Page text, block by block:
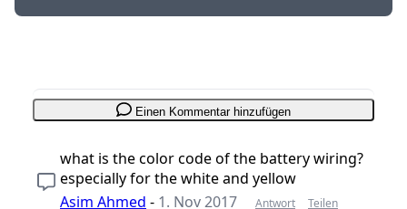
Einen Kommentar hinzufügen
what is the color code of the battery wiring?
especially for the white and yellow
Asim Ahmed - 1. Nov 2017 Antwort Teilen